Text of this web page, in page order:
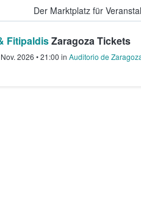
Der Marktplatz für
- Wo Fans Tickets
FitipaldisZaragoza Tickets
2026 •21:00 in Auditorio de